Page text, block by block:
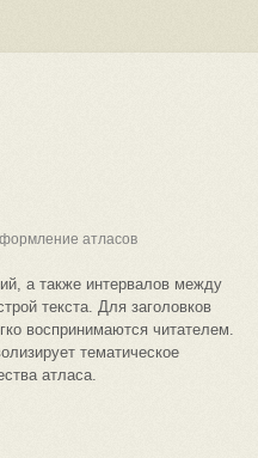
атласов
а также интервалов между
текста. Для заголовков
воспринимаются читателем.
тематическое
атласа.